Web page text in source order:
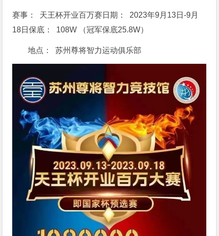
赛事： 天王杯开业百万赛日期： 2023年9月13日-9月
18日保底： 108W （冠军保底25.8W）
地点： 苏州尊将智力运动俱乐部